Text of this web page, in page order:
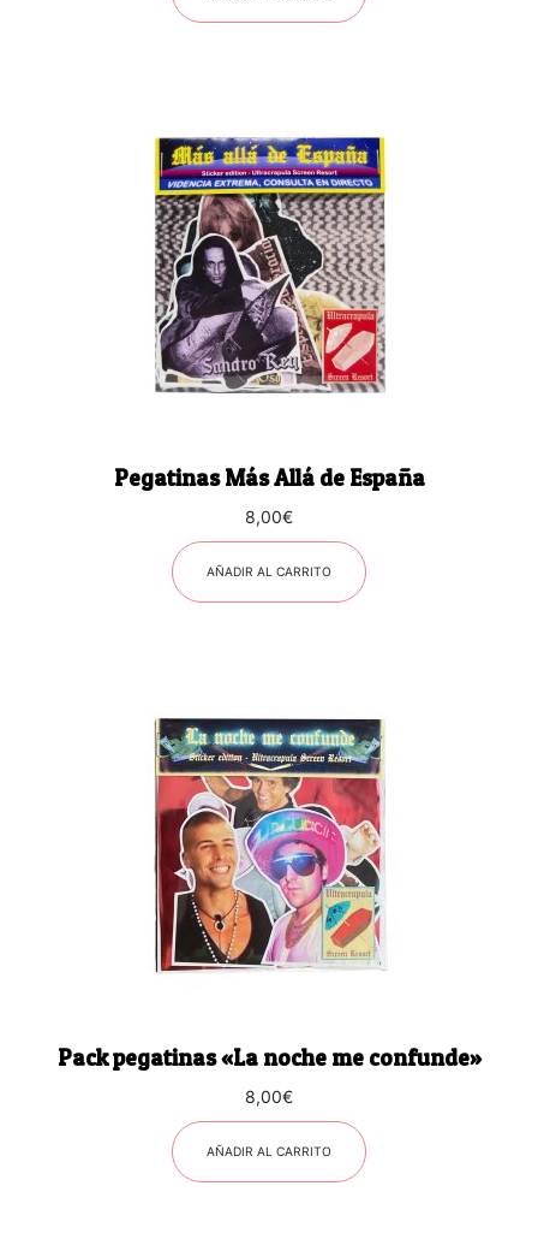
Pegatinas Más Allá de España
8,00€
AÑADIR AL CARRITO
Pack pegatinas «La noche me confunde»
8,00€
AÑADIR AL CARRITO